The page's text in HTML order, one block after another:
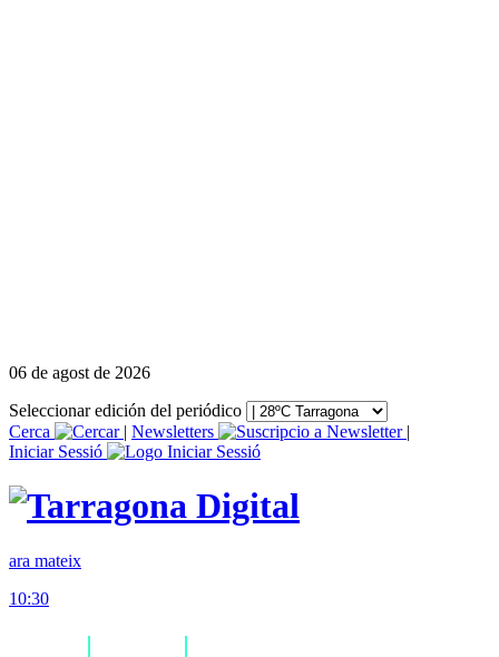
06 de agost de 2026
Seleccionar edición del periódico
Cerca
| Newsletters
|
Iniciar Sessió
ara mateix
10:30